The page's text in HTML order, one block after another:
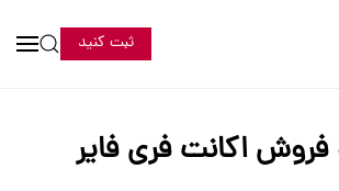
ثبت کنید
اکانت فری فایر